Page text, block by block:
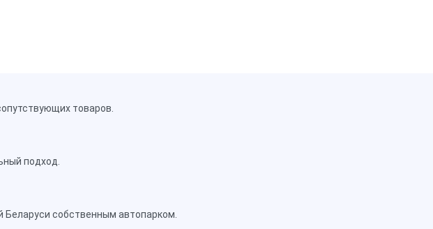
товаров.
подход.
Беларуси собственным автопарком.